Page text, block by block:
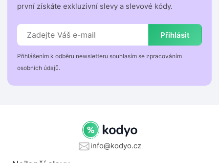
první získáte exkluzivní slevy a slevové kódy.
Přihlásit
Přihlášením k odběru newsletteru souhlasím se zpracováním
osobních údajů.
info@kodyo.cz